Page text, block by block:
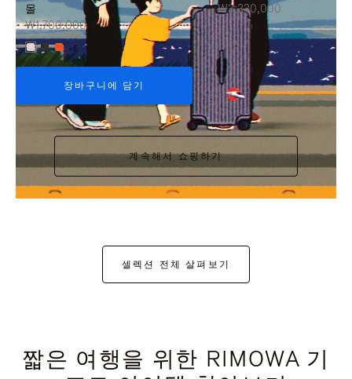
몰
₩1,700,000
+6
장바구니에 담기
₩3,330,000
계속해서 쇼핑하기
셀렉션 전체 살펴보기
짧은 여행을 위한 RIMOWA 기